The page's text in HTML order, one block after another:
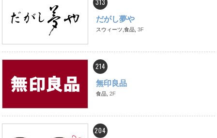
313
だがし夢や
スウィーツ,食品, 3F
214
無印良品
食品, 2F
204